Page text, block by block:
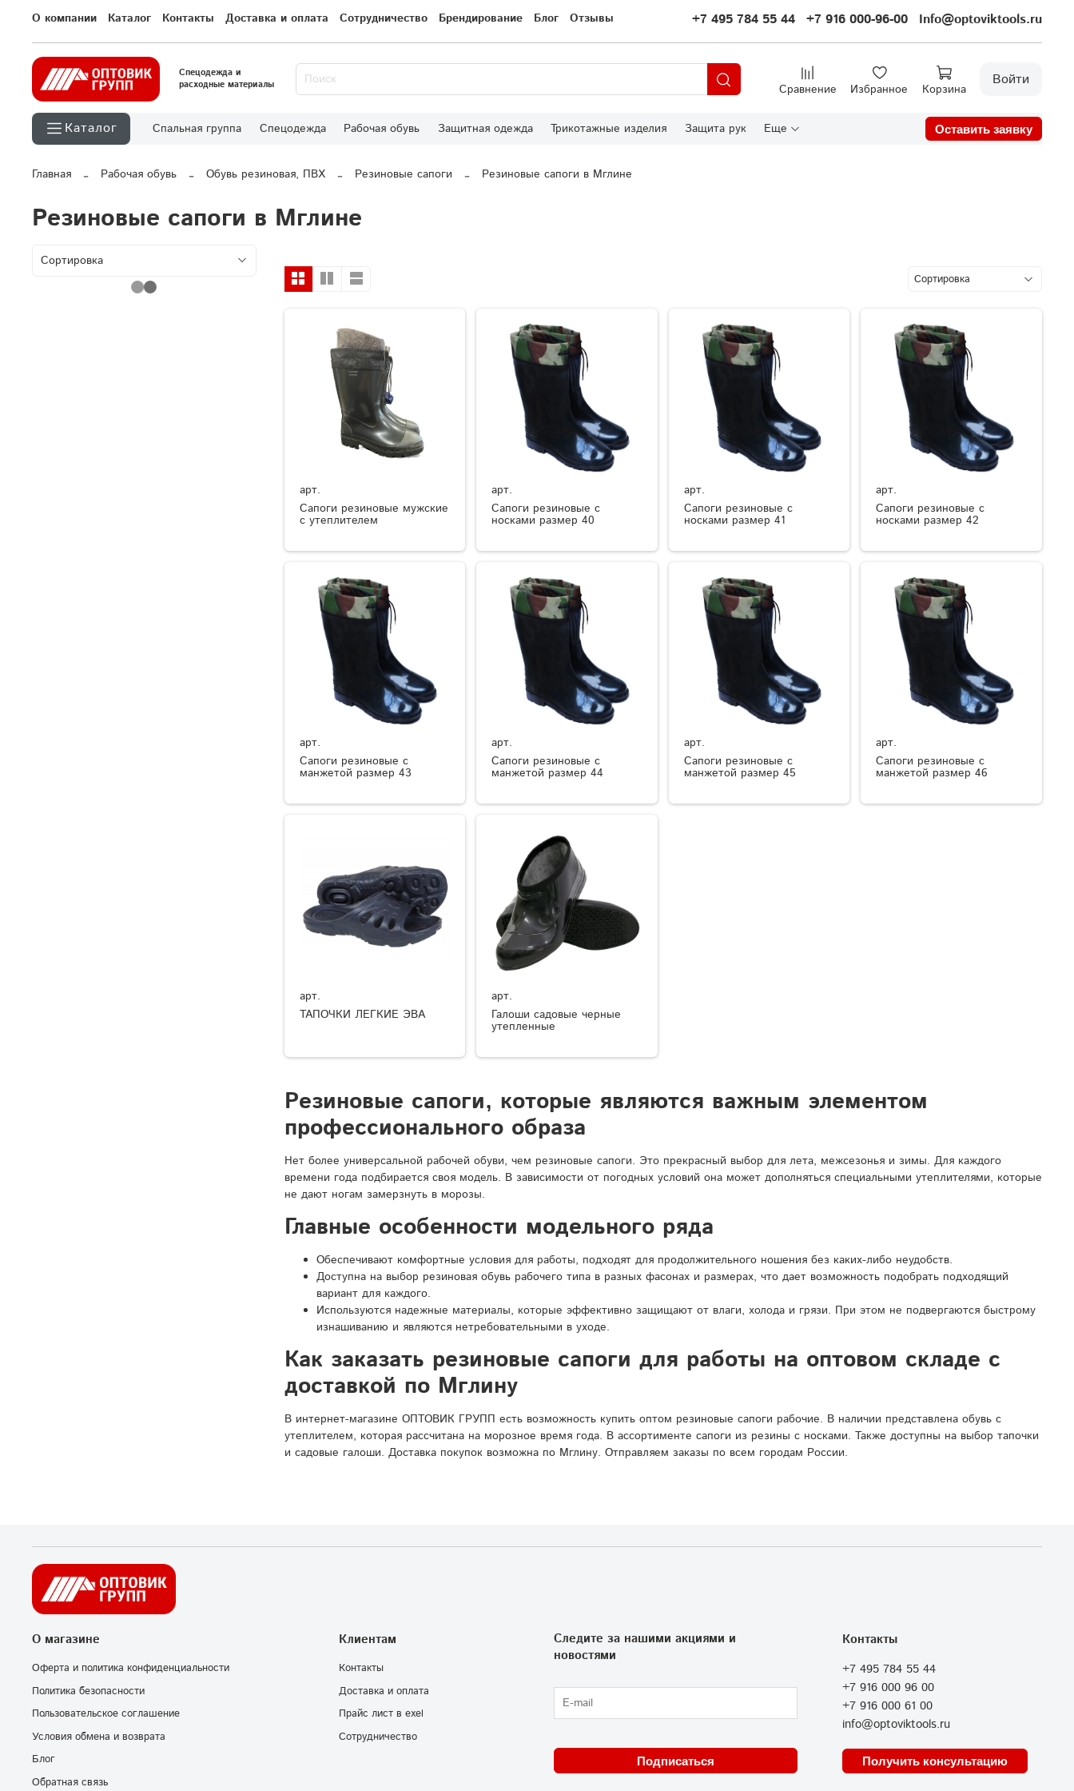
О компании Каталог Контакты Доставка и оплата Сотрудничество Брендирование Блог Отзывы +7 495 784 55 44 +7 916 000-96-00 Info@optoviktools.ru
Спецодежда и
расходные материалы
Сравнение Избранное Корзина
Войти
Каталог Спальная группа Спецодежда Рабочая обувь Защитная одежда Трикотажные изделия Защита рук Еще Оставить заявку
Главная Рабочая обувь Обувь резиновая, ПВХ Резиновые сапоги Резиновые сапоги в Мглине
Резиновые сапоги в Мглине
арт.
Сапоги резиновые мужские
с утеплителем
арт.
Сапоги резиновые с
носками размер 40
арт.
Сапоги резиновые с
носками размер 41
арт.
Сапоги резиновые с
носками размер 42
арт.
Сапоги резиновые с
манжетой размер 43
арт.
Сапоги резиновые с
манжетой размер 44
арт.
Сапоги резиновые с
манжетой размер 45
арт.
Сапоги резиновые с
манжетой размер 46
арт.
ТАПОЧКИ ЛЕГКИЕ ЭВА
арт.
Галоши садовые черные
утепленные
Резиновые сапоги, которые являются важным элементом
профессионального образа
Нет более универсальной рабочей обуви, чем резиновые сапоги. Это прекрасный выбор для лета, межсезонья и зимы. Для каждого
времени года подбирается своя модель. В зависимости от погодных условий она может дополняться специальными утеплителями, которые
не дают ногам замерзнуть в морозы.
Главные особенности модельного ряда
Обеспечивают комфортные условия для работы, подходят для продолжительного ношения без каких-либо неудобств.
Доступна на выбор резиновая обувь рабочего типа в разных фасонах и размерах, что дает возможность подобрать подходящий
вариант для каждого.
Используются надежные материалы, которые эффективно защищают от влаги, холода и грязи. При этом не подвергаются быстрому
изнашиванию и являются нетребовательными в уходе.
Как заказать резиновые сапоги для работы на оптовом складе с
доставкой по Мглину
В интернет-магазине ОПТОВИК ГРУПП есть возможность купить оптом резиновые сапоги рабочие. В наличии представлена обувь с
утеплителем, которая рассчитана на морозное время года. В ассортименте сапоги из резины с носками. Также доступны на выбор тапочки
и садовые галоши. Доставка покупок возможна по Мглину. Отправляем заказы по всем городам России.
О магазине
Оферта и политика конфиденциальности
Политика безопасности
Пользовательское соглашение
Условия обмена и возврата
Блог
Обратная связь
Клиентам
Контакты
Доставка и оплата
Прайс лист в exel
Сотрудничество
Контакты
+7 495 784 55 44
+7 916 000 96 00
+7 916 000 61 00
info@optoviktools.ru
Получить консультацию
Следите за нашими акциями и
новостями
Подписаться